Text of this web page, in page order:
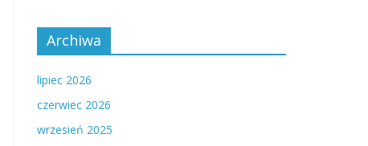
Archiwa
lipiec 2026
czerwiec 2026
wrzesień 2025